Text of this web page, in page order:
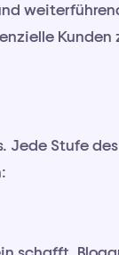
Kunden
Jede Stufe